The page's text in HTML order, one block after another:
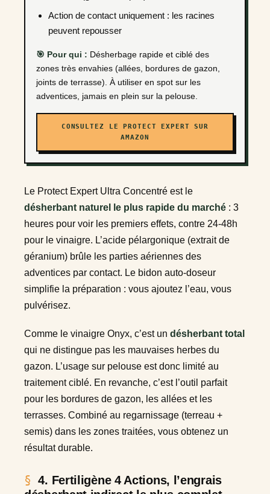
Action de contact uniquement : les racines
peuvent repousser
🎯 Pour qui : Désherbage rapide et ciblé des
zones très envahies (allées, bordures de gazon,
joints de terrasse). À utiliser en spot sur les
adventices, jamais en plein sur la pelouse.
CONSULTEZ LE PROTECT EXPERT SUR
AMAZON
Le Protect Expert Ultra Concentré est le
désherbant naturel le plus rapide du marché : 3
heures pour voir les premiers effets, contre 24-48h
pour le vinaigre. L’acide pélargonique (extrait de
géranium) brûle les parties aériennes des
adventices par contact. Le bidon auto-doseur
simplifie la préparation : vous ajoutez l’eau, vous
pulvérisez.
Comme le vinaigre Onyx, c’est un désherbant total
qui ne distingue pas les mauvaises herbes du
gazon. L’usage sur pelouse est donc limité au
traitement ciblé. En revanche, c’est l’outil parfait
pour les bordures de gazon, les allées et les
terrasses. Combiné au regarnissage (terreau +
semis) dans les zones traitées, vous obtenez un
résultat durable.
4. Fertiligène 4 Actions, l’engrais